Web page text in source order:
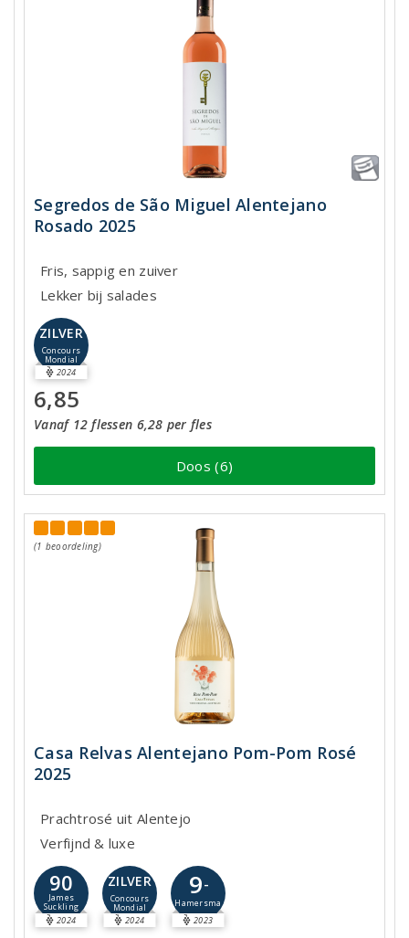
Segredos de São Miguel Alentejano
Rosado 2025
Fris, sappig en zuiver
Lekker bij salades
ZILVER
Concours
Mondial
2024
6,85
Vanaf 12 flessen 6,28 per fles
Doos (6)
(1 beoordeling)
Casa Relvas Alentejano Pom-Pom Rosé
2025
Prachtrosé uit Alentejo
Verfijnd & luxe
90
James
Suckling
2024
ZILVER
Concours
Mondial
2024
9-
Hamersma
2023